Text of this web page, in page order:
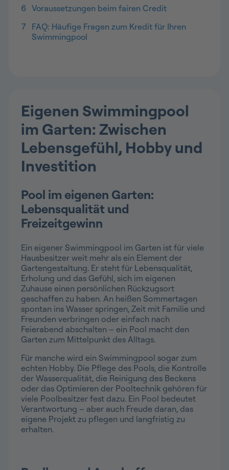
6 Voraussetzungen beim fairen Credit
7
FAQ: Häufige Fragen zum Kredit für Ihren
Swimmingpool
Eigenen Swimmingpool
im Garten: Zwischen
Lebensgefühl, Hobby und
Investition
Pool im eigenen Garten:
Lebensqualität und
Freizeitgewinn
Ein eigener Swimmingpool im Garten ist für viele
Hausbesitzer weit mehr als ein Element der
Gartengestaltung. Er steht für Lebensqualität,
Erholung und das Gefühl, sich im eigenen
Zuhause einen persönlichen Rückzugsort
geschaffen zu haben. An heißen Sommertagen
spontan ins Wasser springen, Zeit mit Familie und
Freunden verbringen oder einfach nach
Feierabend abschalten – ein Pool macht den
Garten zum Mittelpunkt des Alltags.
Für manche wird ein Swimmingpool sogar zum
echten Hobby. Die Pflege des Pools, die Kontrolle
der Wasserqualität, die Reinigung des Beckens
oder das Optimieren der Pooltechnik gehören für
viele Poolbesitzer fest dazu. Ein Pool bedeutet
Verantwortung – aber auch Freude daran, das
eigene Projekt zu pflegen und langfristig zu
erhalten.